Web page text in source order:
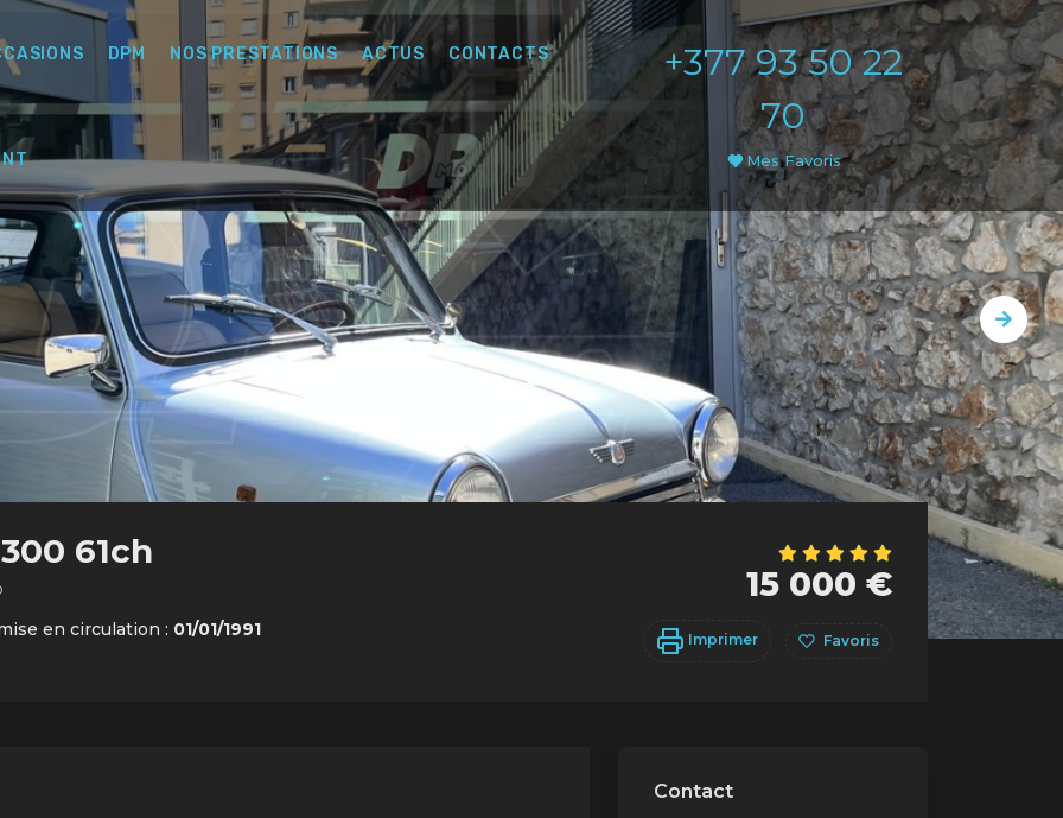
DPM NOS PRESTATIONS ACTUS CONTACTS
+377 93 50 22
70
Mes Favoris
61ch
en circulation : 01/01/1991
15 000 €
Imprimer Favoris
Contact